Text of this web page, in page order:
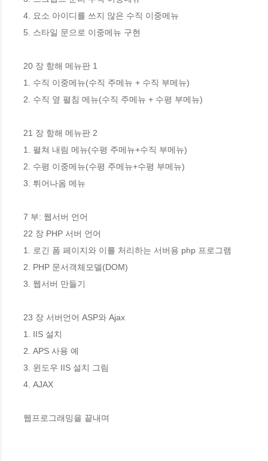
4. 요소 아이디를 쓰지 않은 수직 이중메뉴
5. 스타일 문으로 이중메뉴 구현
20 장 항해 메뉴판 1
1. 수직 이중메뉴(수직 주메뉴 + 수직 부메뉴)
2. 수직 옆 펼침 메뉴(수직 주메뉴 + 수평 부메뉴)
21 장 항해 메뉴판 2
1. 펼쳐 내림 메뉴(수평 주메뉴+수직 부메뉴)
2. 수평 이중메뉴(수평 주메뉴+수평 부메뉴)
3. 튀어나옴 메뉴
7 부: 웹서버 언어
22 장 PHP 서버 언어
1. 로긴 폼 페이지와 이를 처리하는 서버용 php 프로그램
2. PHP 문서객체모델(DOM)
3. 웹서버 만들기
23 장 서버언어 ASP와 Ajax
1. IIS 설치
2. APS 사용 예
3. 윈도우 IIS 설치 그림
4. AJAX
웹프로그래밍을 끝내며